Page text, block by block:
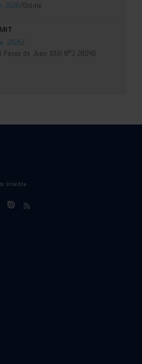
2026/Online
2026/
de Juan XXIII Nº3 28040
Infoedita